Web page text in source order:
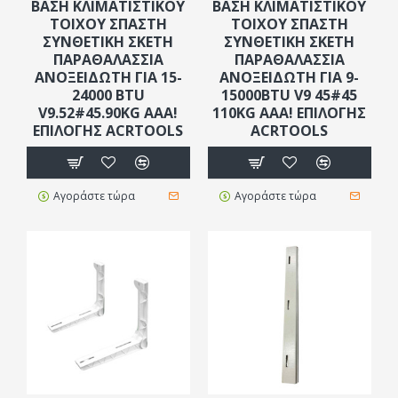
ΒΑΣΗ ΚΛΙΜΑΤΙΣΤΙΚΟΥ
ΤΟΙΧΟΥ ΣΠΑΣΤΗ
ΣΥΝΘΕΤΙΚΗ ΣΚΕΤΗ
ΠΑΡΑΘΑΛΑΣΣΙΑ
ΑΝΟΞΕΙΔΩΤΗ ΓΙΑ 15-
24000 BTU
V9.52#45.90KG AAA!
ΕΠΙΛΟΓΗΣ ACRTOOLS
Αγοράστε τώρα
ΒΑΣΗ ΚΛΙΜΑΤΙΣΤΙΚΟΥ
ΤΟΙΧΟΥ ΣΠΑΣΤΗ
ΣΥΝΘΕΤΙΚΗ ΣΚΕΤΗ
ΠΑΡΑΘΑΛΑΣΣΙΑ
ΑΝΟΞΕΙΔΩΤΗ ΓΙΑ 9-
15000BTU V9 45#45
110KG AAA! ΕΠΙΛΟΓΗΣ
ACRTOOLS
Αγοράστε τώρα